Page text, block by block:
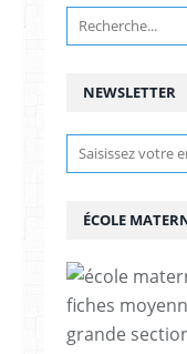
NEWSLETTER
ÉCOLE
fiches
grande